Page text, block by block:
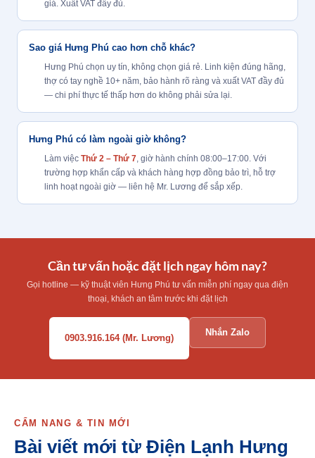
giá. Xuất VAT đầy đủ.
Sao giá Hưng Phú cao hơn chỗ khác?
Hưng Phú chọn uy tín, không chọn giá rẻ. Linh kiện đúng hãng,
thợ có tay nghề 10+ năm, bảo hành rõ ràng và xuất VAT đầy đủ
— chi phí thực tế thấp hơn do không phải sửa lại.
Hưng Phú có làm ngoài giờ không?
Làm việc Thứ 2 – Thứ 7, giờ hành chính 08:00–17:00. Với
trường hợp khẩn cấp và khách hàng hợp đồng bảo trì, hỗ trợ
linh hoạt ngoài giờ — liên hệ Mr. Lương để sắp xếp.
Cần tư vấn hoặc đặt lịch ngay hôm nay?
Gọi hotline — kỹ thuật viên Hưng Phú tư vấn miễn phí ngay qua điện
thoại, khách an tâm trước khi đặt lịch
0903.916.164 (Mr. Lương)
Nhắn Zalo
CẨM NANG & TIN MỚI
Bài viết mới từ Điện Lạnh Hưng